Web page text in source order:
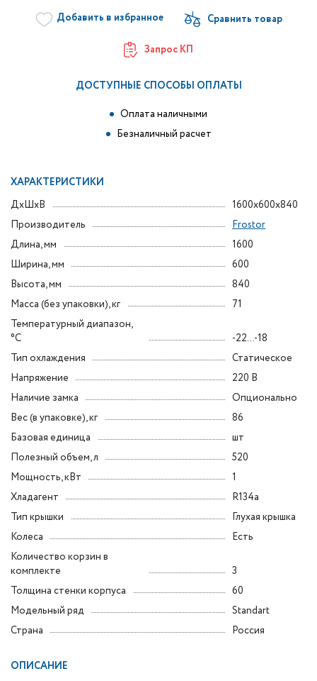
Добавить в избранное
Запрос КП
ДОСТУПНЫЕ СПОСОБЫ ОПЛАТЫ
Оплата наличными
Безналичный расчет
ХАРАКТЕРИСТИКИ
ДxШxВ
1600x600x840
Производитель
Frostor
Длина, мм
1600
Ширина, мм
600
Высота, мм
840
Масса (без упаковки), кг
71
Температурный диапазон,
°C
-22...-18
Тип охлаждения
Статическое
Напряжение
220 В
Наличие замка
Опционально
Вес (в упаковке), кг
86
Базовая единица
шт
Полезный объем, л
520
Мощность, кВт
1
Хладагент
R134a
Тип крышки
Глухая крышка
Колеса
Есть
Количество корзин в
комплекте
3
Толщина стенки корпуса
60
Модельный ряд
Standart
Страна
Россия
ОПИСАНИЕ